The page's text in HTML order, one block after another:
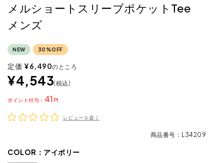
メルショートスリーブポケットTee
メンズ
NEW 30%OFF
定価 ¥6,490のところ
¥4,543 税込
41
ポイント
レビューを書く
商品番号 L34209
COLOR： アイボリー